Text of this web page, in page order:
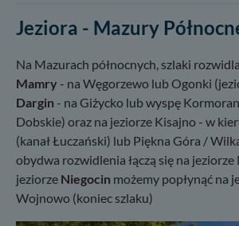
Jeziora - Mazury
Na Mazurach północnych, szlaki
Mamry - na Węgorzewo lub Ogonki
Dargin - na Giżycko lub wyspę
Dobskie) oraz na jeziorze Kisajno - w
(kanał Łuczański) lub Piękna Góra /
obydwa rozwidlenia łączą się na jeziorze
jeziorze Niegocin możemy popłynąć na
Wojnowo (koniec szlaku)